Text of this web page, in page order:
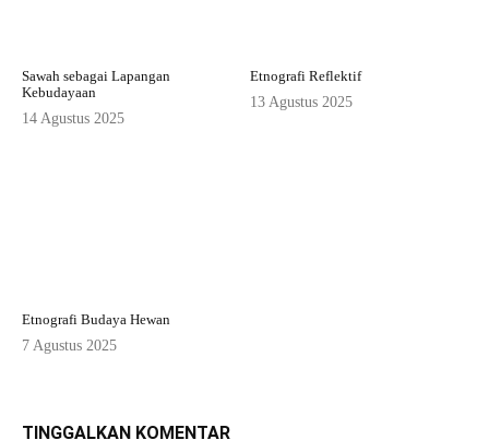
Sawah sebagai Lapangan
Kebudayaan
14 Agustus 2025
Etnografi Reflektif
13 Agustus 2025
Etnografi Budaya Hewan
7 Agustus 2025
TINGGALKAN KOMENTAR